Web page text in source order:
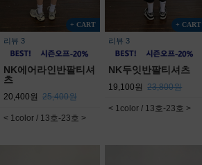
+ CART
리뷰 3
NK에어라인반팔티셔
츠
20,400원 25,400원
< 1color / 13호-23호 >
+ CART
리뷰 3
NK두잇반팔티셔츠
19,100원 23,800원
< 1color / 13호-23호 >